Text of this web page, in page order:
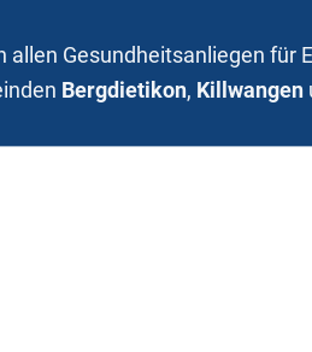
allen Gesundheitsanliegen für
Bergdietikon, Killwangen